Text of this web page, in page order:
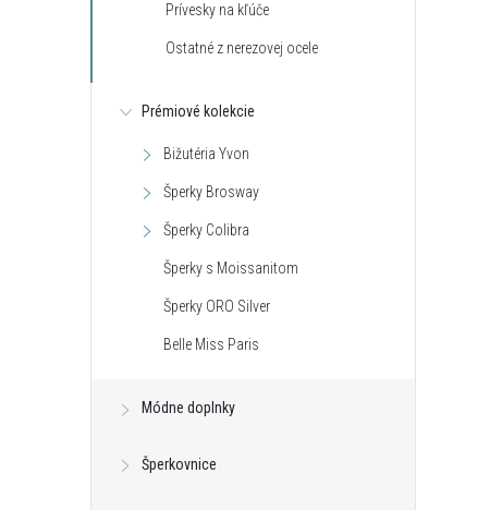
Prívesky na kľúče
Ostatné z nerezovej ocele
Prémiové kolekcie
Bižutéria Yvon
Šperky Brosway
Šperky Colibra
Šperky s Moissanitom
Šperky ORO Silver
Belle Miss Paris
Módne doplnky
Šperkovnice